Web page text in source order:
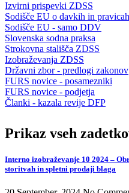
Izvirni prispevki ZDSS
Sodišče EU o davkih in pravicah
Sodišče EU - samo DDV
Slovenska sodna praksa
Strokovna stališča ZDSS
Izobraževanja ZDSS
Državni zbor - predlogi zakonov
FURS novice - posamezniki
FURS novice - podjetja
Članki - kazala revije DFP
Prikaz vseh
Interno izobraževanje 10 2024 –
storitvah in spletni prodaji blaga